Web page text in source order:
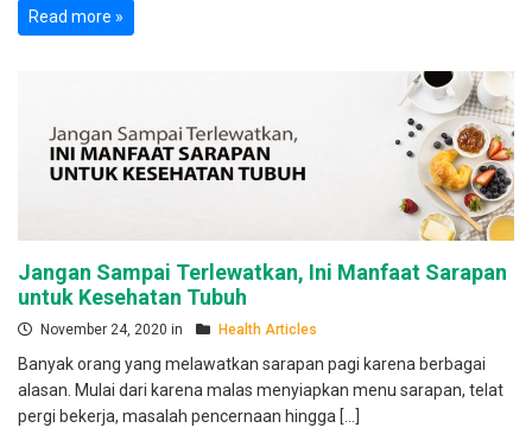
Read more »
Jangan Sampai Terlewatkan, Ini Manfaat Sarapan
untuk Kesehatan Tubuh
November 24, 2020 in Health Articles
Banyak orang yang melawatkan sarapan pagi karena berbagai
alasan. Mulai dari karena malas menyiapkan menu sarapan, telat
pergi bekerja, masalah pencernaan hingga […]